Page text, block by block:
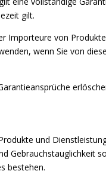
gilt.
Importeure von
wenn Sie von
und
Gebrauchstauglichkeit
bestehen.